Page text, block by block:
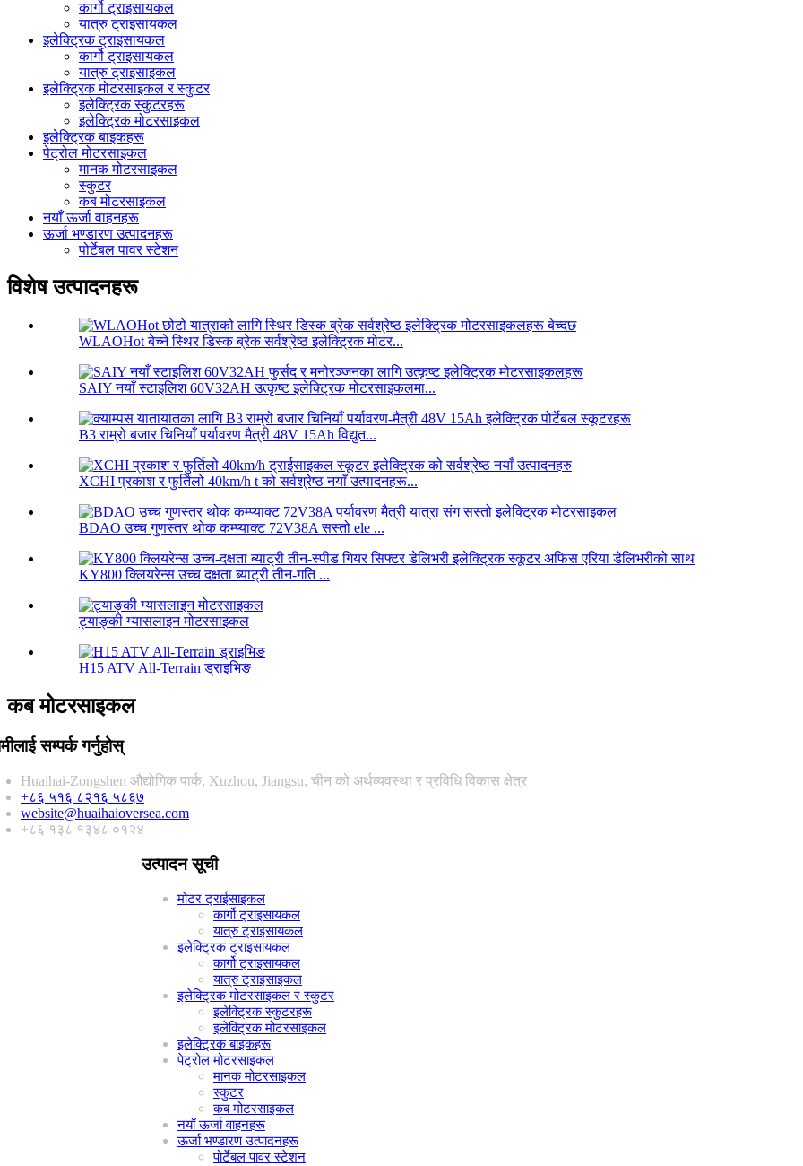
कार्गो ट्राइसायकल
यात्रु ट्राइसायकल
इलेक्ट्रिक ट्राइसायकल
कार्गो ट्राइसायकल
यात्रु ट्राइसाइकल
इलेक्ट्रिक मोटरसाइकल र स्कुटर
इलेक्ट्रिक स्कुटरहरू
इलेक्ट्रिक मोटरसाइकल
इलेक्ट्रिक बाइकहरू
पेट्रोल मोटरसाइकल
मानक मोटरसाइकल
स्कुटर
कब मोटरसाइकल
नयाँ ऊर्जा वाहनहरू
ऊर्जा भण्डारण उत्पादनहरू
पोर्टेबल पावर स्टेशन
विशेष उत्पादनहरू
WLAOHot बेच्ने स्थिर डिस्क ब्रेक सर्वश्रेष्ठ इलेक्ट्रिक मोटर...
SAIY नयाँ स्टाइलिश 60V32AH उत्कृष्ट इलेक्ट्रिक मोटरसाइकलमा...
B3 राम्रो बजार चिनियाँ पर्यावरण मैत्री 48V 15Ah विद्युत...
XCHI प्रकाश र फुर्तिलो 40km/h t को सर्वश्रेष्ठ नयाँ उत्पादनहरू...
BDAO उच्च गुणस्तर थोक कम्प्याक्ट 72V38A सस्तो ele ...
KY800 क्लियरेन्स उच्च दक्षता ब्याट्री तीन-गति ...
ट्याङ्की ग्यासलाइन मोटरसाइकल
H15 ATV All-Terrain ड्राइभिङ
कब मोटरसाइकल
सम्पर्क गर्नुहोस्
Huaihai-Zongshen औद्योगिक पार्क, Xuzhou, Jiangsu, चीन को अर्थव्यवस्था र प्रविधि विकास क्षेत्र
+८६ ५१६ ८२१६ ५८६७
website@huaihaioversea.com
+८६ १३८ १३४८ ०१२४
उत्पादन सूची
मोटर ट्राईसाइकल
कार्गो ट्राइसायकल
यात्रु ट्राइसायकल
इलेक्ट्रिक ट्राइसायकल
कार्गो ट्राइसायकल
यात्रु ट्राइसाइकल
इलेक्ट्रिक मोटरसाइकल र स्कुटर
इलेक्ट्रिक स्कुटरहरू
इलेक्ट्रिक मोटरसाइकल
इलेक्ट्रिक बाइकहरू
पेट्रोल मोटरसाइकल
मानक मोटरसाइकल
स्कुटर
कब मोटरसाइकल
नयाँ ऊर्जा वाहनहरू
ऊर्जा भण्डारण उत्पादनहरू
पोर्टेबल पावर स्टेशन